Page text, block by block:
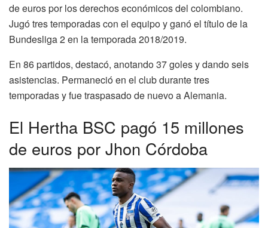
de euros por los derechos económicos del colombiano.
Jugó tres temporadas con el equipo y ganó el título de la
Bundesliga 2 en la temporada 2018/2019.
En 86 partidos, destacó, anotando 37 goles y dando seis
asistencias. Permaneció en el club durante tres
temporadas y fue traspasado de nuevo a Alemania.
El Hertha BSC pagó 15 millones
de euros por Jhon Córdoba